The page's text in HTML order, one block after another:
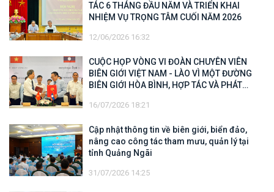
TÁC 6 THÁNG ĐẦU NĂM VÀ TRIỂN KHAI
NHIỆM VỤ TRỌNG TÂM CUỐI NĂM 2026
12/06/2026 16:32
CUỘC HỌP VÒNG VI ĐOÀN CHUYÊN VIÊN
BIÊN GIỚI VIỆT NAM - LÀO VÌ MỘT ĐƯỜNG
BIÊN GIỚI HÒA BÌNH, HỢP TÁC VÀ PHÁT
16/07/2026 18:21
Cập nhật thông tin về biên giới, biển đảo,
nâng cao công tác tham mưu, quản lý tại
tỉnh Quảng Ngãi
31/07/2026 14:25